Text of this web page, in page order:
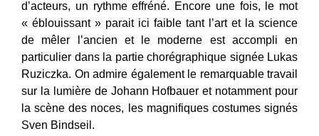
d’acteurs, un rythme effréné. Encore une fois, le mot
« éblouissant » parait ici faible tant l’art et la science
de mêler l’ancien et le moderne est accompli en
particulier dans la partie chorégraphique signée Lukas
Ruziczka. On admire également le remarquable travail
sur la lumière de Johann Hofbauer et notamment pour
la scène des noces, les magnifiques costumes signés
Sven Bindseil.